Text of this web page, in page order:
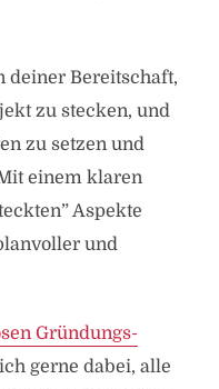
deiner Bereitschaft,
zu stecken, und
zu setzen und
einem klaren
Aspekte
und
Gründungs-
gerne dabei, alle